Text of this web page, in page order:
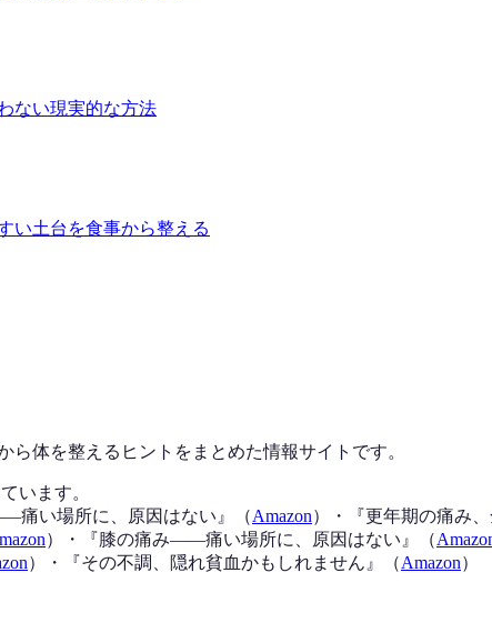
ない現実的な方法
い土台を食事から整える
体を整えるヒントをまとめた情報サイトです。
います。
痛い場所に、原因はない 』（Amazon） ・『更年期の痛み
） ・『膝の痛み——痛い場所に、原因はない 』（
） ・『その不調、隠れ貧血かもしれません 』（Amazon）